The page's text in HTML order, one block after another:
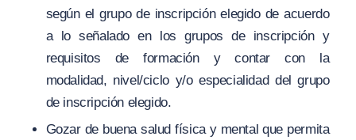
según el grupo de inscripción elegido de acuerdo
a lo señalado en los grupos de inscripción y
requisitos de formación y contar con la
modalidad, nivel/ciclo y/o especialidad del grupo
de inscripción elegido.
Gozar de buena salud física y mental que permita